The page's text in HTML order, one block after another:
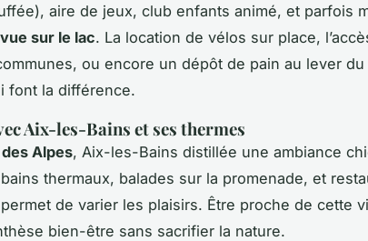
aire de jeux, club enfants animé, et parfois
sur le lac. La location de vélos sur place,
ou encore un dépôt de pain au lever
font la différence.
Aix-les-Bains et ses thermes
Alpes, Aix-les-Bains distillée une ambiance
thermaux, balades sur la promenade, et
de varier les plaisirs. Être proche de cette
bien-être sans sacrifier la nature.